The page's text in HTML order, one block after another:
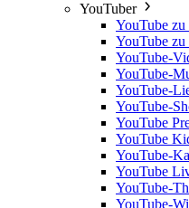
YouTuber
YouTube
YouTube
YouTube-
YouTube-
YouTube-
YouTube-
YouTube
YouTube
YouTube-
YouTube
YouTube-
YouTube-